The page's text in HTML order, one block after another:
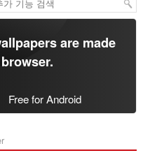
are made
.
Free for Android